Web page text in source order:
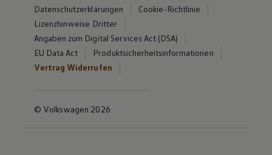
Datenschutzerklärungen
Cookie-Richtlinie
Lizenzhinweise Dritter
Angaben zum Digital Services Act (DSA)
EU Data Act
Produktsicherheitsinformationen
Vertrag Widerrufen
© Volkswagen 2026